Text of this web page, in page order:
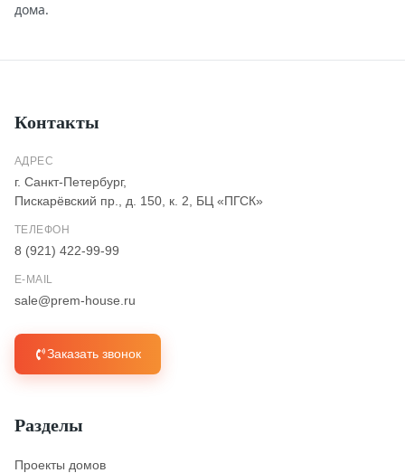
дома.
Контакты
АДРЕС
г. Санкт-Петербург,
Пискарёвский пр., д. 150, к. 2, БЦ «ПГСК»
ТЕЛЕФОН
8 (921) 422-99-99
E-MAIL
sale@prem-house.ru
Заказать звонок
Разделы
Проекты домов